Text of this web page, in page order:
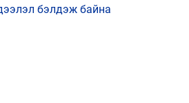
бэлдэж байна